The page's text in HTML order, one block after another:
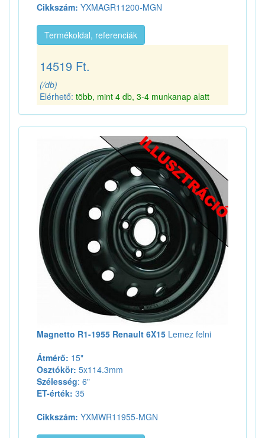
Cikkszám: YXMAGR11200-MGN
Termékoldal, referenciák
14519 Ft.
(/db)
Elérhető: több, mint 4 db, 3-4 munkanap alatt
Magnetto R1-1955 Renault 6X15 Lemez felni
Átmérő: 15"
Osztókör: 5x114.3mm
Szélesség: 6"
ET-érték: 35
Cikkszám: YXMWR11955-MGN